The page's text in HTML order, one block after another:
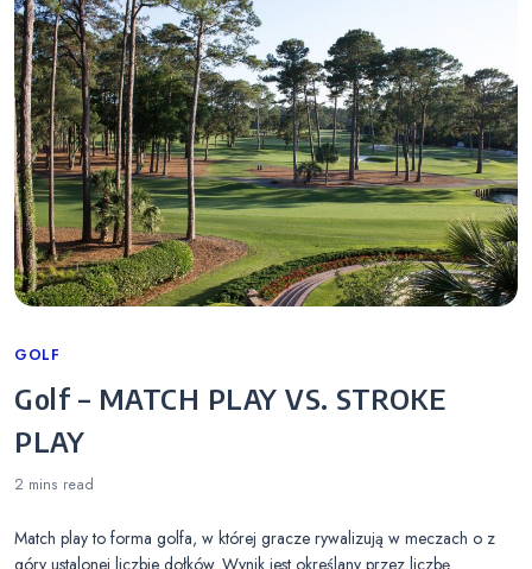
Categories
GOLF
Golf – MATCH PLAY VS. STROKE
PLAY
2 mins read
Match play to forma golfa, w której gracze rywalizują w meczach o z
góry ustalonej liczbie dołków. Wynik jest określany przez liczbę